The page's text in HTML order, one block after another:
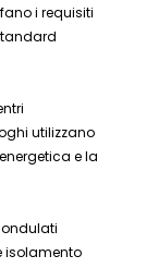
i requisiti
utilizzano
e la
isolamento